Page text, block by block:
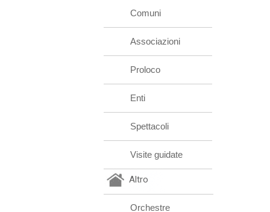
Comuni
Associazioni
Proloco
Enti
Spettacoli
Visite guidate
Altro
Orchestre